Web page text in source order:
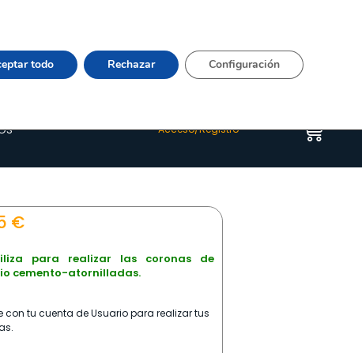
Quienes somos Happyblog Contacto
Acceso/Registro
€
para realizar las coronas de
cemento-atornilladas.
con tu cuenta de Usuario para realizar tus
todo Rechazar Configuración